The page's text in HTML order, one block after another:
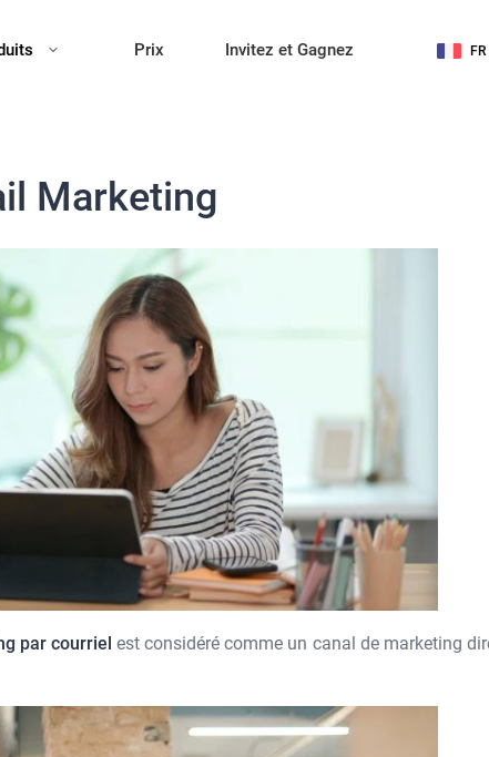
Prix Invitez et Gagnez FR
Marketing
par courriel est considéré comme un canal de marketing